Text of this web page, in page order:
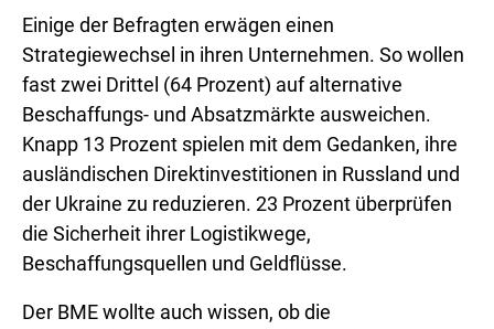
Einige der Befragten erwägen einen
Strategiewechsel in ihren Unternehmen. So wollen
fast zwei Drittel (64 Prozent) auf alternative
Beschaffungs- und Absatzmärkte ausweichen.
Knapp 13 Prozent spielen mit dem Gedanken, ihre
ausländischen Direktinvestitionen in Russland und
der Ukraine zu reduzieren. 23 Prozent überprüfen
die Sicherheit ihrer Logistikwege,
Beschaffungsquellen und Geldflüsse.
Der BME wollte auch wissen, ob die